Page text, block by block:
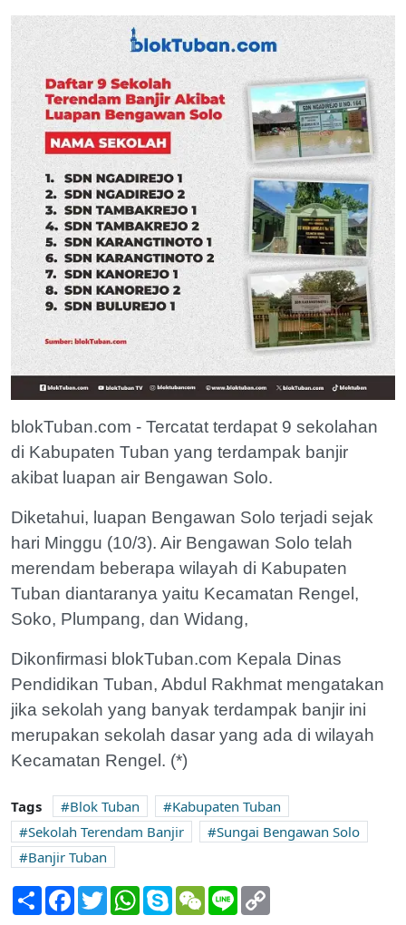
blokTuban.com - Tercatat terdapat 9 sekolahan
di Kabupaten Tuban yang terdampak banjir
akibat luapan air Bengawan Solo.
Diketahui, luapan Bengawan Solo terjadi sejak
hari Minggu (10/3). Air Bengawan Solo telah
merendam beberapa wilayah di Kabupaten
Tuban diantaranya yaitu Kecamatan Rengel,
Soko, Plumpang, dan Widang,
Dikonfirmasi blokTuban.com Kepala Dinas
Pendidikan Tuban, Abdul Rakhmat mengatakan
jika sekolah yang banyak terdampak banjir ini
merupakan sekolah dasar yang ada di wilayah
Kecamatan Rengel. (*)
Tags Blok Tuban
Kabupaten Tuban
Sekolah Terendam Banjir
Sungai Bengawan Solo
Banjir Tuban
Share Facebook
TwitterWhatsApp
SkypeWeChatLine